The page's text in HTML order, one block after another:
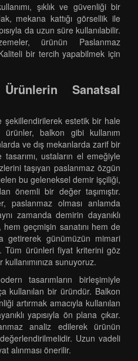
şıklık ve güvenliği bir
mekana kattığı görsellik ile
da uzun süre kullanılabilir.
ürünün Paslanmaz
bir tercih yapabilmek için
Sanatsal
şekillendirilerek estetik bir hale
balkon gibi kullanım
ve dış mekanlarda zarif bir
ustaların el emeğiyle
taşıyan paslanmaz özgün
bu geleneksel demir işçiliği,
önemli bir değer taşımıştır.
paslanmaz olması anlamda
zamanda demirin dayanıklı
geçmişin sanatını hem de
getirerek günümüzün mimari
Tüm ürünleri fiyat kriterini göz
sunuyoruz.
tasarımların birleşimiyle
kullanılan bir üründür. Balkon
artırmak amacıyla kullanılan
yapısıyla ön plana çıkar.
analiz edilerek ürünün
Uzun vadeli
alınması önerilir.